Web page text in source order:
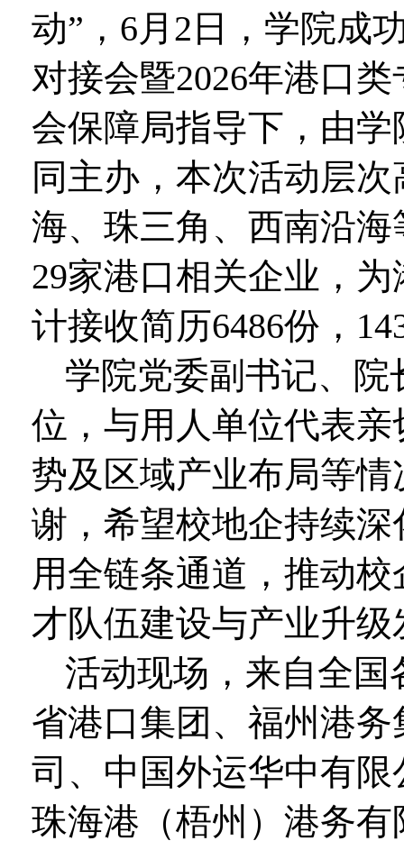
动”，6月2日，学院成
对接会暨2026年港口
会保障局指导下，由
同主办，本次活动层
海、珠三角、西南沿
29家港口相关企业，
计接收简历6486份，
学院党委副书记、
位，与用人单位代表
势及区域产业布局等
谢，希望校地企持续
用全链条通道，推动
才队伍建设与产业升级
活动现场，来自全
省港口集团、福州港
司、中国外运华中有
珠海港（梧州）港务